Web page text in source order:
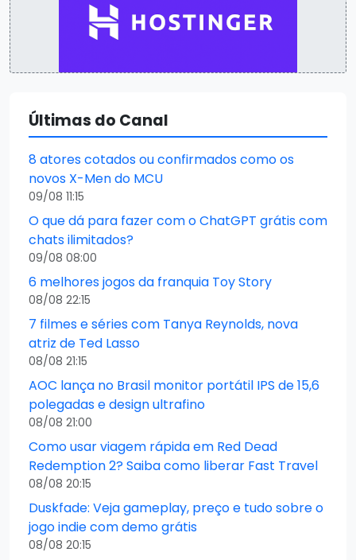
Últimas do Canal
8 atores cotados ou confirmados como os
novos X-Men do MCU
09/08 11:15
O que dá para fazer com o ChatGPT grátis com
chats ilimitados?
09/08 08:00
6 melhores jogos da franquia Toy Story
08/08 22:15
7 filmes e séries com Tanya Reynolds, nova
atriz de Ted Lasso
08/08 21:15
AOC lança no Brasil monitor portátil IPS de 15,6
polegadas e design ultrafino
08/08 21:00
Como usar viagem rápida em Red Dead
Redemption 2? Saiba como liberar Fast Travel
08/08 20:15
Duskfade: Veja gameplay, preço e tudo sobre o
jogo indie com demo grátis
08/08 20:15